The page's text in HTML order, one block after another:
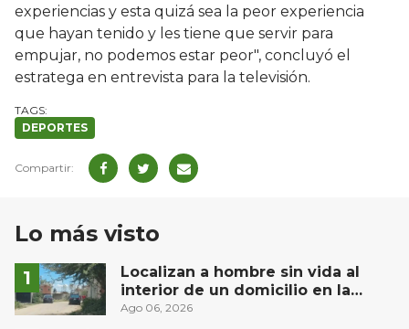
experiencias y esta quizá sea la peor experiencia
que hayan tenido y les tiene que servir para
empujar, no podemos estar peor", concluyó el
estratega en entrevista para la televisión.
DEPORTES
Lo más visto
Localizan a hombre sin vida al
interior de un domicilio en la
comunidad El Rodeo, San Juan del
Ago 06, 2026